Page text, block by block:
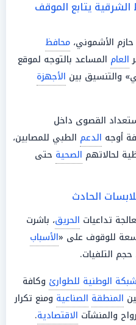
يتابع الموقف
الأشموني، محافظ
العام المساعد بالتوجه لموقع
والتنسيق بين الأجهزة
القصوى داخل
أوجه الدعم الطبي للمصابين،
لحالاتهم الصحية حتى
الحادث
تداعيات الحريق، باشرت
للوقوف على «الأسباب
التلفيات.
الوطنية للطوارئ وكافة
المنطقة الصناعية ومنع تكرار
والمنشآت الاقتصادية.